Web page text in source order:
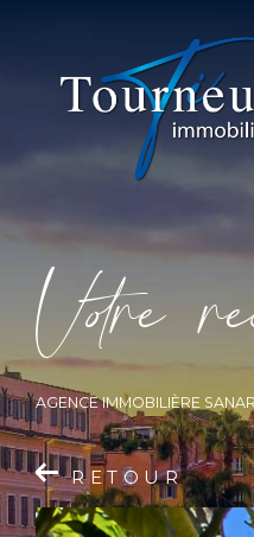
Vore re
AGENCE IMMOBILIÈRE
RETOUR